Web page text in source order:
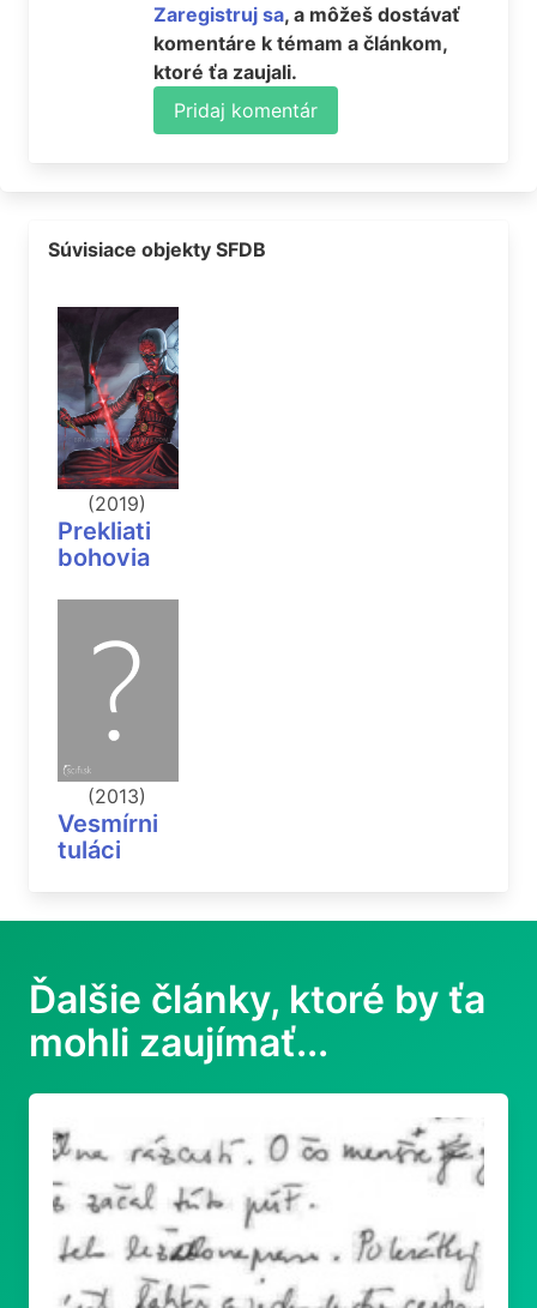
Zaregistruj sa, a môžeš dostávať
komentáre k témam a článkom,
ktoré ťa zaujali.
Pridaj komentár
Súvisiace objekty SFDB
(2019)
Prekliati
bohovia
(2013)
Vesmírni
tuláci
Ďalšie články, ktoré by ťa
mohli zaujímať...